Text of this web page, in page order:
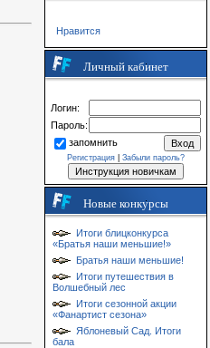
Нравится
Личный кабинет
Логин:
Пароль:
запомнить
Регистрация Забыли пароль?
Новые конкурсы
Итоги блицконкурса
«Братья наши меньшие!»
Братья наши меньшие!
Итоги путешествия в
Волшебный лес
Итоги сезонной акции
«Фанартист сезона»
Яблоневый Сад. Итоги
бала